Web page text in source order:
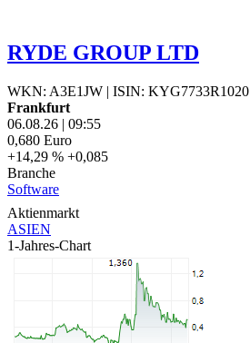
RYDE GROUP LTD
WKN: A3E1JW | ISIN: KYG7733R1020
Frankfurt
06.08.26 | 09:55
0,680 Euro
+14,29 % +0,085
Branche
Software
Aktienmarkt
ASIEN
1-Jahres-Chart